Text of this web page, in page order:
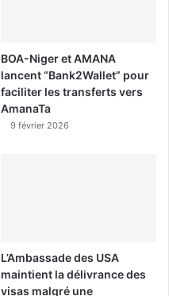
BOA-Niger et AMANA
lancent “Bank2Wallet” pour
faciliter les transferts vers
AmanaTa
9 février 2026
L’Ambassade des USA
maintient la délivrance des
visas malgré une